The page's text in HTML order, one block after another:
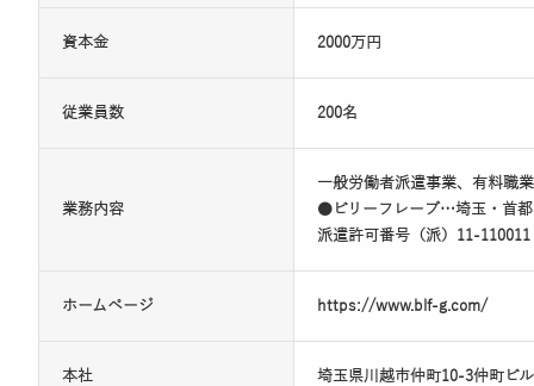
資本金 2000万円
従業員数 200名
業務内容
一般労働者派遣事業、有料職
●ビリーフレーブ…埼玉・首
派遣許可番号（派）11-
ホームページ https://www.blf-g.com/
本社 埼玉県川越市仲町10-3仲町ビル